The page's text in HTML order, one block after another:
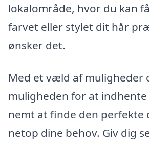
lokalområde, hvor du kan
farvet eller stylet dit hår
ønsker det.
Med et væld af muligheder
muligheden for at
nemt at finde den perfekte
netop dine behov. Giv dig